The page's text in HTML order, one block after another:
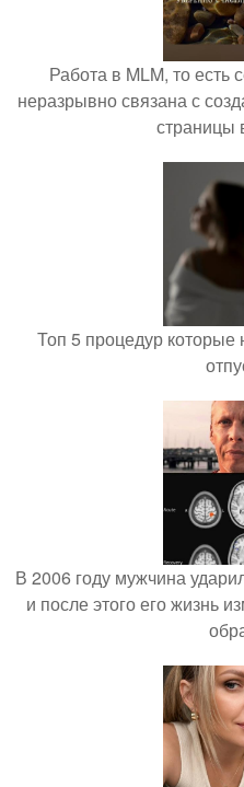
Работа в MLM, то есть
неразрывно связана с
страницы
Топ 5 процедур которые
В 2006 году мужчина
и после этого его жизнь